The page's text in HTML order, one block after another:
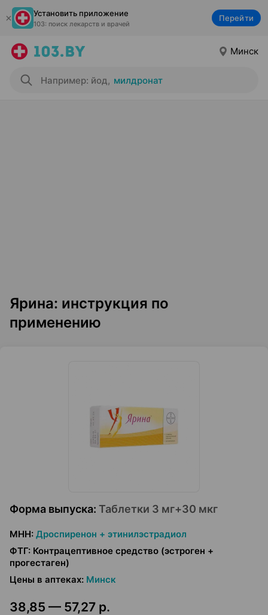
Установить приложение
103: поиск лекарств и врачей
Перейти
Минск
Например: йод, милдронат
Ярина: инструкция по
применению
Форма выпуска: Таблетки 3 мг+30 мкг
МНН: Дроспиренон + этинилэстрадиол
ФТГ: Контрацептивное средство (эстроген +
прогестаген)
Цены в аптеках: Минск
38,85 — 57,27 р.